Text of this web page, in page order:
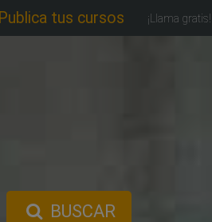
Publica tus cursos ¡Llama gratis!
BUSCAR